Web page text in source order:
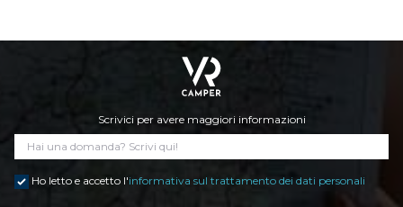
Scrivici per avere maggiori informazioni
Ho letto e accetto l'informativa sul trattamento dei dati personali